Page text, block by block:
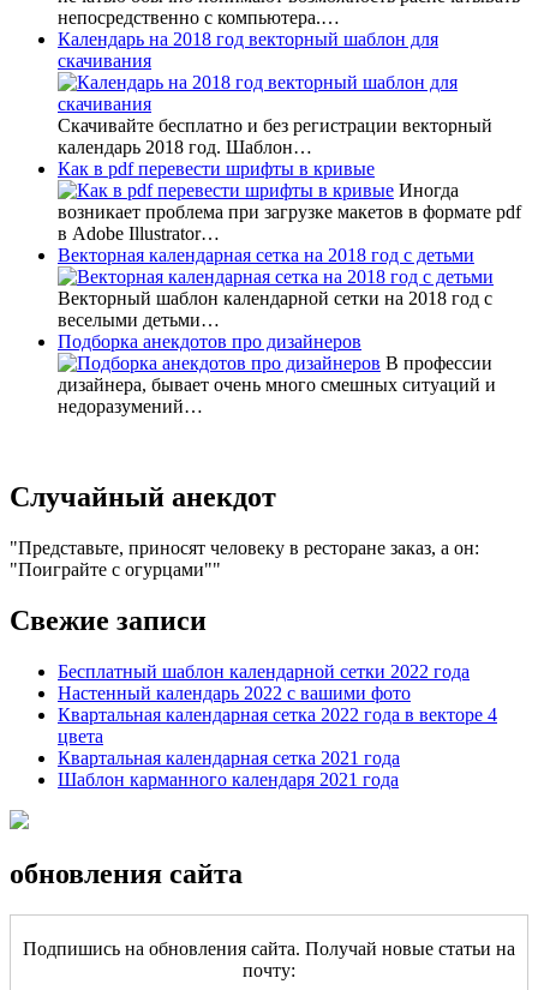
непосредственно с компьютера.…
Календарь на 2018 год векторный шаблон для
скачивания
Скачивайте бесплатно и без регистрации векторный
календарь 2018 год. Шаблон…
Как в pdf перевести шрифты в кривые
Иногда
возникает проблема при загрузке макетов в формате pdf
в Adobe Illustrator…
Векторная календарная сетка на 2018 год с детьми
Векторный шаблон календарной сетки на 2018 год с
веселыми детьми…
Подборка анекдотов про дизайнеров
В профессии
дизайнера, бывает очень много смешных ситуаций и
недоразумений…
Случайный анекдот
Представьте, приносят человеку в ресторане заказ, а он:
"Поиграйте с огурцами"
Свежие записи
Бесплатный шаблон календарной сетки 2022 года
Настенный календарь 2022 с вашими фото
Квартальная календарная сетка 2022 года в векторе 4
цвета
Квартальная календарная сетка 2021 года
Шаблон карманного календаря 2021 года
обновления сайта
Подпишись на обновления сайта. Получай новые статьи на
почту: